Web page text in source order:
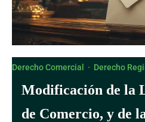
Derecho Comercial · Derecho
Modificación de la
de Comercio, y de